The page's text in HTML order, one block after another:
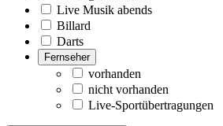
Live Musik abends
Billard
Darts
Fernseher
vorhanden
nicht vorhanden
Live-Sportübertragungen